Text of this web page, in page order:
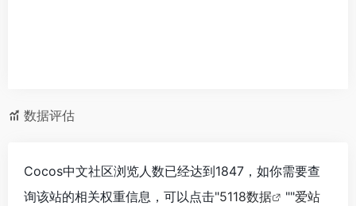
数据评估
Cocos中文社区浏览人数已经达到1847，如你需要查
询该站的相关权重信息，可以点击"5118数据 ""爱站